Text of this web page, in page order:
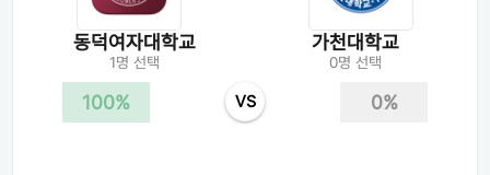
동덕여자대학교
1명 선택
가천대학교
0명 선택
100% VS 0%